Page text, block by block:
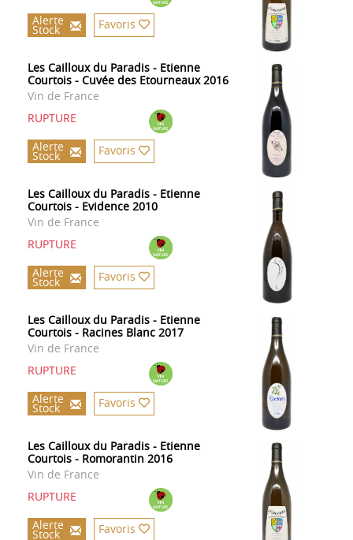
Alerte
Stock Favoris
Les Cailloux du Paradis - Etienne
Courtois - Cuvée des Etourneaux 2016
Vin de France
RUPTURE
Alerte
Stock Favoris
Les Cailloux du Paradis - Etienne
Courtois - Evidence 2010
Vin de France
RUPTURE
Alerte
Stock Favoris
Les Cailloux du Paradis - Etienne
Courtois - Racines Blanc 2017
Vin de France
RUPTURE
Alerte
Stock Favoris
Les Cailloux du Paradis - Etienne
Courtois - Romorantin 2016
Vin de France
RUPTURE
Alerte
Stock Favoris